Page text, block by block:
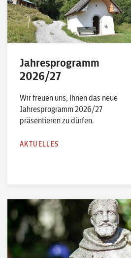
Jahresprogramm
2026/27
Wir freuen uns, Ihnen das neue
Jahresprogramm 2026/27
präsentieren zu dürfen.
AKTUELLES